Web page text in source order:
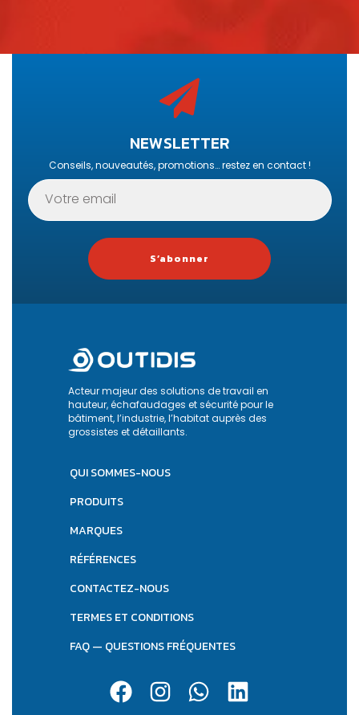
NEWSLETTER
Conseils, nouveautés, promotions… restez en contact !
S’abonner
Acteur majeur des solutions de travail en
hauteur, échafaudages et sécurité pour le
bâtiment, l’industrie, l’habitat auprès des
grossistes et détaillants.
QUI SOMMES-NOUS
PRODUITS
MARQUES
RÉFÉRENCES
CONTACTEZ-NOUS
TERMES ET CONDITIONS
FAQ — QUESTIONS FRÉQUENTES